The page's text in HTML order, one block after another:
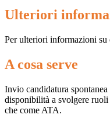
Ulteriori
Per ulteriori informazioni su
A cosa serve
Invio candidatura
disponibilità a svolgere ruoli
che come ATA.